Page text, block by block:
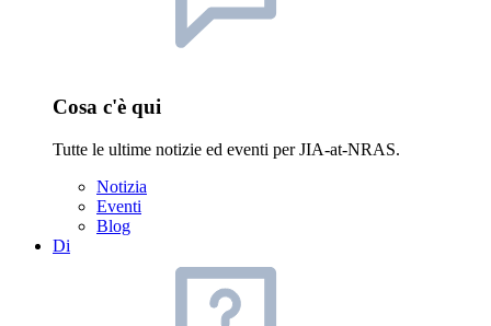
Cosa c'è qui
Tutte le ultime notizie ed eventi per JIA-at-NRAS.
Notizia
Eventi
Blog
Di